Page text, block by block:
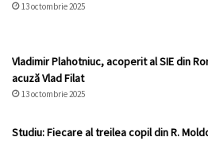
13 octombrie 2025
Vladimir Plahotniuc, acoperit al SIE din
acuză Vlad Filat
13 octombrie 2025
Studiu: Fiecare al treilea copil din R.